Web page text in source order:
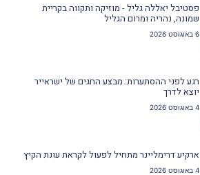
פסטיבל יאללה גליל - מוזיקה ותקווה בקריית
שמונה, נהריה ומרום הגליל
6 באוגוסט 2026
רגע לפני ההסתערות: מבצע החגים של ישראייר
יוצא לדרך
4 באוגוסט 2026
ארקיע דרימליינר מתחיל לפעול לקראת עונת הקיץ
4 באוגוסט 2026